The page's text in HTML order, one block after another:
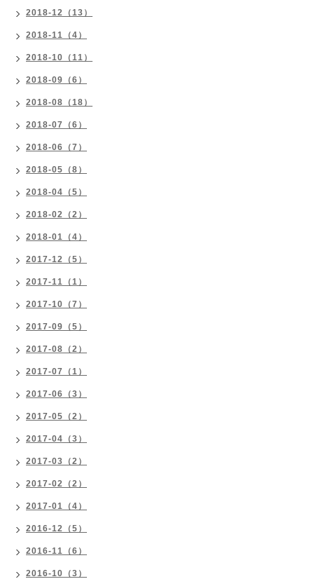
2018-12（13）
2018-11（4）
2018-10（11）
2018-09（6）
2018-08（18）
2018-07（6）
2018-06（7）
2018-05（8）
2018-04（5）
2018-02（2）
2018-01（4）
2017-12（5）
2017-11（1）
2017-10（7）
2017-09（5）
2017-08（2）
2017-07（1）
2017-06（3）
2017-05（2）
2017-04（3）
2017-03（2）
2017-02（2）
2017-01（4）
2016-12（5）
2016-11（6）
2016-10（3）